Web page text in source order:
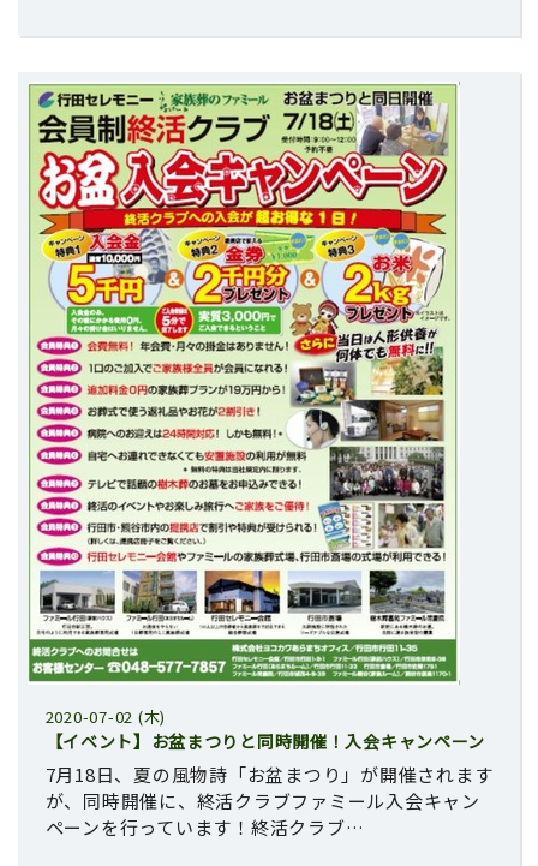
2020-07-02 (木)
【イベント】お盆まつりと同時開催！入会キャンペーン
7月18日、夏の風物詩「お盆まつり」が開催されます
が、同時開催に、終活クラブファミール入会キャン
ペーンを行っています！終活クラブ…